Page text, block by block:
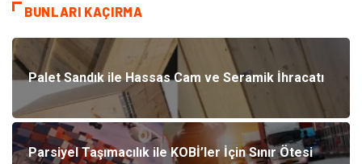
BUNLARI KAÇIRMA
Palet Sandık ile Hassas Cam ve Seramik İhracatı
Parsiyel Taşımacılık ile KOBİ’ler İçin Sınır Ötesi